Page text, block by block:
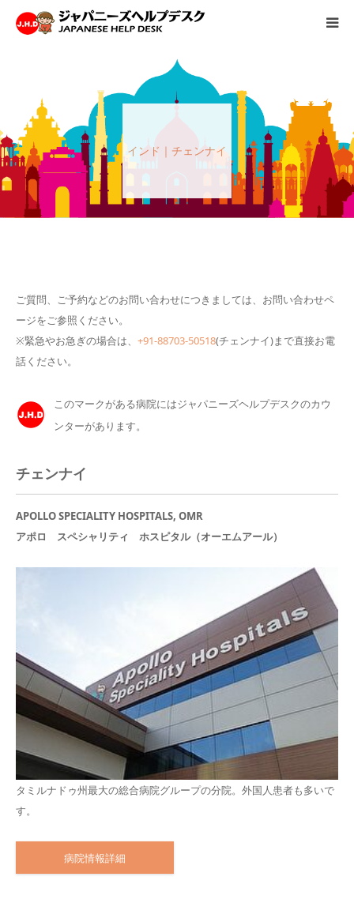
インド｜チェンナイ
ご質問、ご予約などのお問い合わせにつきましては、お問い合わせペ
ージをご参照ください。
※緊急やお急ぎの場合は、 +91-88703-50518(チェンナイ)まで直接お電
話ください。
このマークがある病院にはジャパニーズヘルプデスクのカウ
ンターがあります。
チェンナイ
APOLLO SPECIALITY HOSPITALS, OMR
アポロ スペシャリティ ホスピタル（オーエムアール）
タミルナドゥ州最大の総合病院グループの分院。外国人患者も多いで
す。
病院情報詳細
サービス
病院情報
会社概要
採用情報